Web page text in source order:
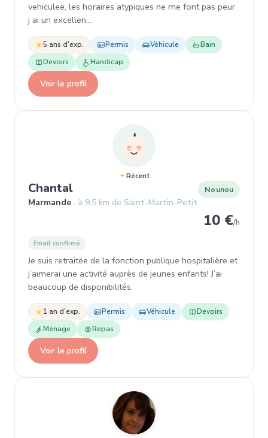
vehiculee, les horaires atypiques ne me font pas peur.
j ai un excellen…
5 ans d'exp. Permis Véhicule
Bain
Devoirs
Handicap
Voir le profil
Récent
Chantal, Nounou à Marmande
Marmande à 9,5 km de Saint-Martin-Petit
Nounou
10 €/h
Email confirmé
Je suis retraitée de la fonction publique hospitalière et
j’aimerai une activité auprès de jeunes enfants! J’ai
beaucoup de disponibilités.
1 an d'exp. Permis Véhicule
Devoirs
Ménage
Repas
Voir le profil